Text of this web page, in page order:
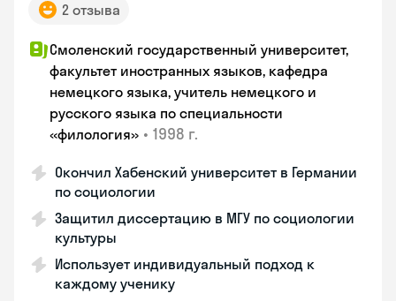
2 отзыва
Смоленский государственный университет,
факультет иностранных языков, кафедра
немецкого языка, учитель немецкого и
русского языка по специальности
«филология» • 1998 г.
Окончил Хабенский университет в Германии
по социологии
Защитил диссертацию в МГУ по социологии
культуры
Использует индивидуальный подход к
каждому ученику